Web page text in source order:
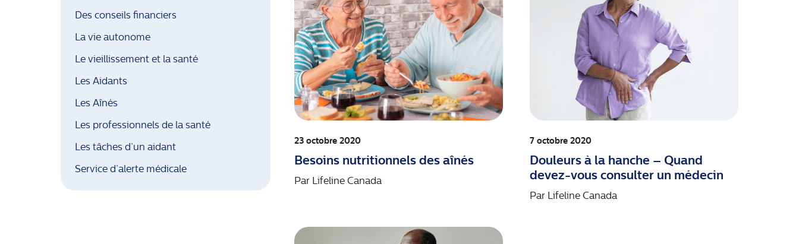
Des conseils financiers
La vie autonome
Le vieillissement et la santé
Les Aidants
Les Aînés
Les professionnels de la santé
Les tâches d’un aidant
Service d’alerte médicale
23 octobre 2020
Besoins nutritionnels des aînés
Par Lifeline Canada
7 octobre 2020
Douleurs à la hanche – Quand
devez-vous consulter un médecin
Par Lifeline Canada